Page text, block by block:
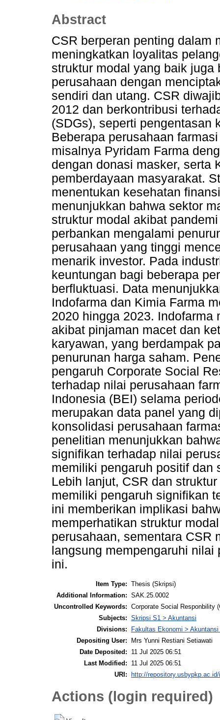
Abstract
CSR berperan penting dalam
meningkatkan loyalitas
struktur modal yang baik juga
perusahaan dengan
sendiri dan utang. CSR
2012 dan berkontribusi
(SDGs), seperti pengentasan
Beberapa perusahaan
misalnya Pyridam Farma
dengan donasi masker, serta
pemberdayaan masyarakat.
menentukan kesehatan
menunjukkan bahwa sektor
struktur modal akibat
perbankan mengalami
perusahaan yang tinggi
menarik investor. Pada
keuntungan bagi beberapa
berfluktuasi. Data
Indofarma dan Kimia Farma
2020 hingga 2023. Indofarma
akibat pinjaman macet dan
karyawan, yang berdampak
penurunan harga saham.
pengaruh Corporate Social
terhadap nilai perusahaan
Indonesia (BEI) selama
merupakan data panel yang
konsolidasi perusahaan
penelitian menunjukkan
signifikan terhadap nilai
memiliki pengaruh positif dan
Lebih lanjut, CSR dan
memiliki pengaruh signifikan
ini memberikan implikasi
memperhatikan struktur
perusahaan, sementara CSR
langsung mempengaruhi
ini.
Item Type: Thesis (Skripsi)
Additional Information: SAK.25.0002
Uncontrolled Keywords: Corporate Social Responbility
Subjects: Skripsi S1 > Akuntansi
Divisions:
Fakultas Ekonomi > Akuntansi
Depositing User:
Mrs Yunni Restiani Setiawati
Date Deposited:
11 Jul 2025 06:51
Last Modified:
11 Jul 2025 06:51
URI:
http://
Actions (login required)